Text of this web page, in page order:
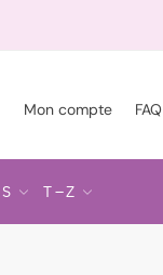
Mon compte FAQ
T – Z